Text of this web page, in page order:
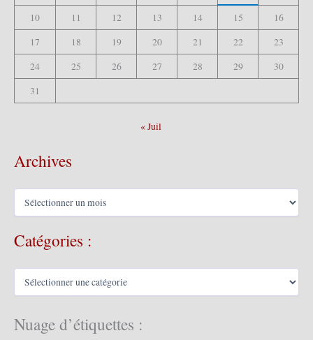
10
11 12 13 14 15
16
17
18 19 20 21 22
23
24
25 26 27 28 29
30
31
« Juil
Archives
A
h
s
Catégories :
C
é
g
Nuage d’étiquettes :